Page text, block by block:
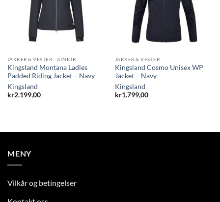
JAKKER & VESTER - JUNIOR
Kingsland Montana Ladies
Padded Riding Jacket – Navy
Kingsland
kr2.199,00
JAKKER & VESTER
Kingsland Cosmo Unisex WP
Jacket – Navy
Kingsland
kr1.799,00
MENY
Vilkår og betingelser